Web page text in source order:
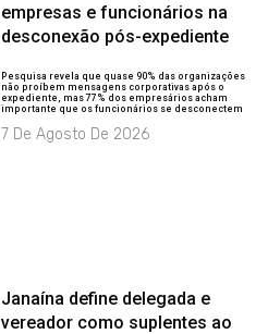
empresas e funcionários na
desconexão pós-expediente
Pesquisa revela que quase 90% das organizações
não proíbem mensagens corporativas após o
expediente, mas 77% dos empresários acham
importante que os funcionários se desconectem
7 De Agosto De 2026
Janaína define delegada e
vereador como suplentes ao